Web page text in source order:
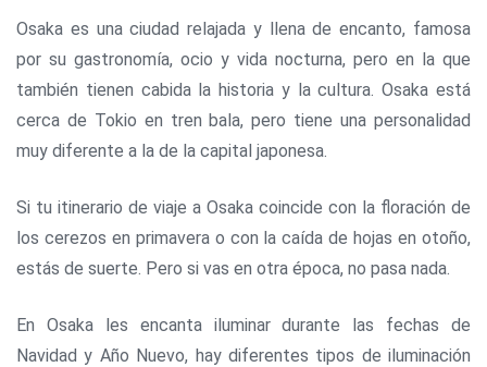
Osaka es una ciudad relajada y llena de encanto, famosa
por su gastronomía, ocio y vida nocturna, pero en la que
también tienen cabida la historia y la cultura. Osaka está
cerca de Tokio en tren bala, pero tiene una personalidad
muy diferente a la de la capital japonesa.
Si tu itinerario de viaje a Osaka coincide con la floración de
los cerezos en primavera o con la caída de hojas en otoño,
estás de suerte. Pero si vas en otra época, no pasa nada.
En Osaka les encanta iluminar durante las fechas de
Navidad y Año Nuevo, hay diferentes tipos de iluminación